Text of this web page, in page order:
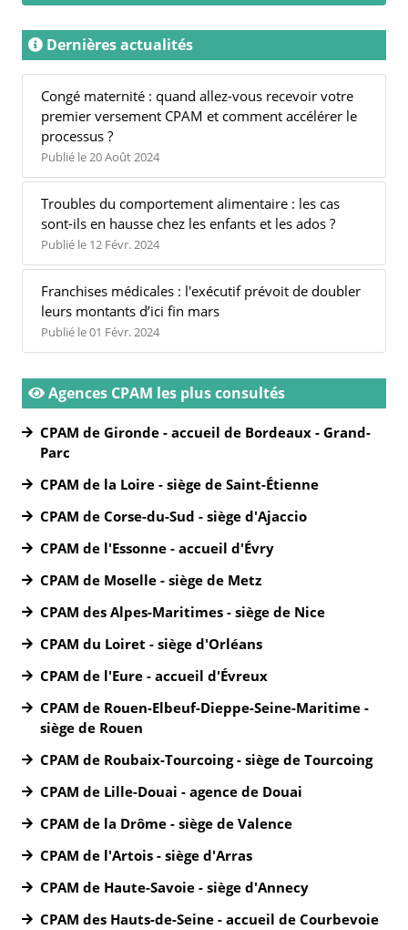
Dernières actualités
Congé maternité : quand allez-vous recevoir votre
premier versement CPAM et comment accélérer le
processus ?
Publié le 20 Août 2024
Troubles du comportement alimentaire : les cas
sont-ils en hausse chez les enfants et les ados ?
Publié le 12 Févr. 2024
Franchises médicales : l'exécutif prévoit de doubler
leurs montants d’ici fin mars
Publié le 01 Févr. 2024
Agences CPAM les plus consultés
CPAM de Gironde - accueil de Bordeaux - Grand-
Parc
CPAM de la Loire - siège de Saint-Étienne
CPAM de Corse-du-Sud - siège d'Ajaccio
CPAM de l'Essonne - accueil d'Évry
CPAM de Moselle - siège de Metz
CPAM des Alpes-Maritimes - siège de Nice
CPAM du Loiret - siège d'Orléans
CPAM de l'Eure - accueil d'Évreux
CPAM de Rouen-Elbeuf-Dieppe-Seine-Maritime -
siège de Rouen
CPAM de Roubaix-Tourcoing - siège de Tourcoing
CPAM de Lille-Douai - agence de Douai
CPAM de la Drôme - siège de Valence
CPAM de l'Artois - siège d'Arras
CPAM de Haute-Savoie - siège d'Annecy
CPAM des Hauts-de-Seine - accueil de Courbevoie